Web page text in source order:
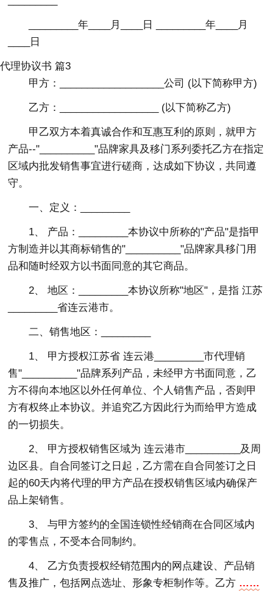
_________年____月____日 _________年____月
____日
代理协议书 篇3
甲方：___________________公司 (以下简称甲方)
乙方：__________________ (以下简称乙方)
甲乙双方本着真诚合作和互惠互利的原则，就甲方
产品--"__________"品牌家具及移门系列委托乙方在指定
区域内批发销售事宜进行磋商，达成如下协议，共同遵
守。
一、定义：_________
1、 产品：_________本协议中所称的"产品"是指甲
方制造并以其商标销售的"__________"品牌家具移门用
品和随时经双方以书面同意的其它商品。
2、 地区：_________本协议所称"地区"，是指 江苏
_________省连云港市。
二、销售地区：_________
1、 甲方授权江苏省 连云港_________市代理销
售"__________"品牌系列产品，未经甲方书面同意，乙
方不得向本地区以外任何单位、个人销售产品，否则甲
方有权终止本协议。并追究乙方因此行为而给甲方造成
的一切损失。
2、 甲方授权销售区域为 连云港市__________及周
边区县。自合同签订之日起，乙方需在自合同签订之日
起的60天内将代理的甲方产品在授权销售区域内确保产
品上架销售。
3、 与甲方签约的全国连锁性经销商在合同区域内
的零售点，不受本合同制约。
4、 乙方负责授权经销范围内的网点建设、产品销
售及推广，包括网点选址、形象专柜制作等。乙方 ……